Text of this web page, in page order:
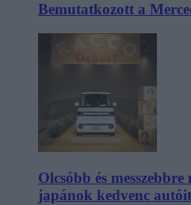
Bemutatkozott a
Olcsóbb és
japánok kedvenc